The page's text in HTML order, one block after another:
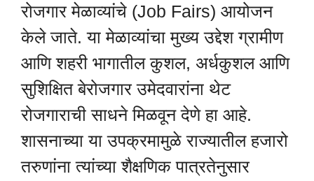
रोजगार मेळाव्यांचे (Job Fairs) आयोजन
केले जाते. या मेळाव्यांचा मुख्य उद्देश ग्रामीण
आणि शहरी भागातील कुशल, अर्धकुशल आणि
सुशिक्षित बेरोजगार उमेदवारांना थेट
रोजगाराची साधने मिळवून देणे हा आहे.
शासनाच्या या उपक्रमामुळे राज्यातील हजारो
तरुणांना त्यांच्या शैक्षणिक पात्रतेनुसार